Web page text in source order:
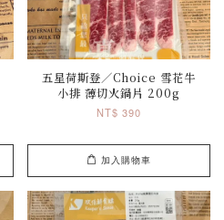
五星荷斯登／Choice 雪花牛
小排 薄切火鍋片 200g
NT$ 390
加入購物車